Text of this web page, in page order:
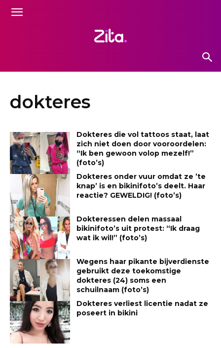
dokteres
Dokteres die vol tattoos staat, laat
zich niet doen door vooroordelen:
“Ik ben gewoon volop mezelf!”
(foto’s)
Dokteres onder vuur omdat ze ’te
knap’ is en bikinifoto’s deelt. Haar
reactie? GEWELDIG! (foto’s)
Dokteressen delen massaal
bikinifoto’s uit protest: “Ik draag
wat ik wil!” (foto’s)
Wegens haar pikante bijverdienste
gebruikt deze toekomstige
dokteres (24) soms een
schuilnaam (foto’s)
Dokteres verliest licentie nadat ze
poseert in bikini